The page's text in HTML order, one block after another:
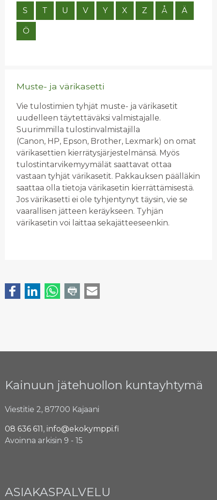
S T U V Y X Z Å Ä
Ö
Muste- ja värikasetti
Vie tulostimien tyhjät muste- ja värikasetit
uudelleen täytettäväksi valmistajalle.
Suurimmilla tulostinvalmistajilla
(Canon, HP, Epson, Brother, Lexmark) on omat
värikasettien kierrätysjärjestelmänsä. Myös
tulostintarvikemyymälät saattavat ottaa
vastaan tyhjät värikasetit. Pakkauksen päälläkin
saattaa olla tietoja värikasetin kierrättämisestä.
Jos värikasetti ei ole tyhjentynyt täysin, vie se
vaarallisen jätteen keräykseen. Tyhjän
värikasetin voi laittaa sekajätteeseenkin.
Kainuun jätehuollon kuntayhtymä
Viestitie 2, 87700 Kajaani
08 636 611, info@ekokymppi.fi
Avoinna arkisin 9 - 15
ASIAKASPALVELU